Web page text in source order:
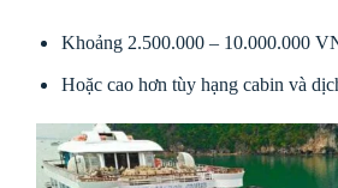
Khoảng 2.500.000 – 10.000.000
Hoặc cao hơn tùy hạng cabin và